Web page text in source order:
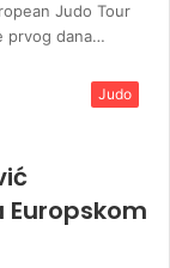
Judo Tour
prvog dana…
Judo